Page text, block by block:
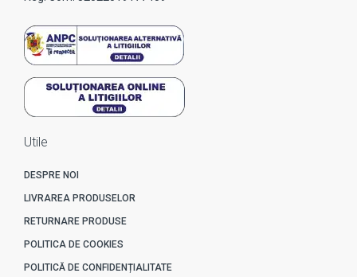
Utile
DESPRE NOI
LIVRAREA PRODUSELOR
RETURNARE PRODUSE
POLITICA DE COOKIES
POLITICĂ DE CONFIDENȚIALITATE